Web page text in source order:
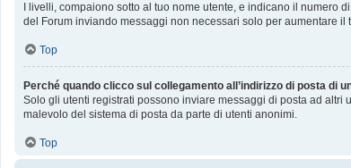
I livelli, compaiono sotto al tuo nome utente, e indicano il
del Forum inviando messaggi non necessari solo per aumentare
Top
Perché quando clicco sul collegamento all’indirizzo di posta di
Solo gli utenti registrati possono inviare messaggi di posta ad
malevolo del sistema di posta da parte di utenti anonimi.
Top